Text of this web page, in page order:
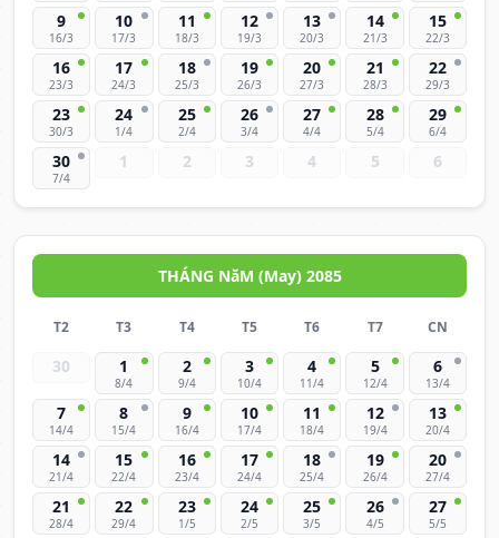
9
16/3
10
17/3
11
18/3
12
19/3
13
20/3
14
21/3
15
22/3
16
23/3
17
24/3
18
25/3
19
26/3
20
27/3
21
28/3
22
29/3
23
30/3
24
1/4
25
2/4
26
3/4
27
4/4
28
5/4
29
6/4
30
7/4
1 2 3 4 5 6
THÁNG NăM (May) 2085
T2 T3 T4 T5 T6 T7 CN
30 1
8/4
2
9/4
3
10/4
4
11/4
5
12/4
6
13/4
7
14/4
8
15/4
9
16/4
10
17/4
11
18/4
12
19/4
13
20/4
14
21/4
15
22/4
16
23/4
17
24/4
18
25/4
19
26/4
20
27/4
21
28/4
22
29/4
23
1/5
24
2/5
25
3/5
26
4/5
27
5/5